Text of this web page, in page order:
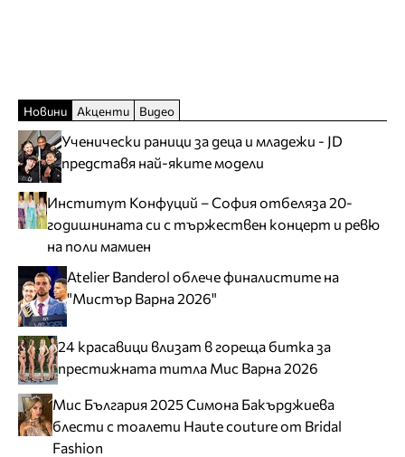
Новини Акценти Видео
Ученически раници за деца и младежи - JD
представя най-яките модели
Институт Конфуций – София отбеляза 20-
годишнината си с тържествен концерт и ревю
на поли мамиен
Atelier Banderol облече финалистите на
"Мистър Варна 2026"
24 красавици влизат в гореща битка за
престижната титла Мис Варна 2026
Мис България 2025 Симона Бакърджиева
блести с тоалети Haute couture от Bridal
Fashion